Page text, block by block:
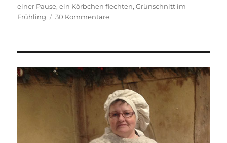
am
einer Pause,ein Körbchen flechten,Grünschnitt im
Frühling
30 Kommentarezu
und
der
Start
in
eine
Pause